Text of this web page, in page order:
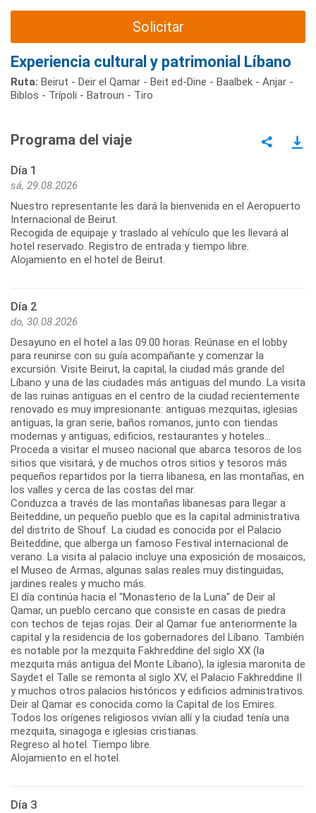
Solicitar
Experiencia cultural y patrimonial Líbano
Ruta: Beirut - Deir el Qamar - Beit ed-Dine - Baalbek - Anjar -
Biblos - Trípoli - Batroun - Tiro
Programa del viaje
Día 1
sá, 29.08.2026
Nuestro representante les dará la bienvenida en el Aeropuerto
Internacional de Beirut.
Recogida de equipaje y traslado al vehículo que les llevará al
hotel reservado. Registro de entrada y tiempo libre.
Alojamiento en el hotel de Beirut.
Día 2
do, 30.08.2026
Desayuno en el hotel a las 09.00 horas. Reúnase en el lobby
para reunirse con su guía acompañante y comenzar la
excursión. Visite Beirut, la capital, la ciudad más grande del
Líbano y una de las ciudades más antiguas del mundo. La visita
de las ruinas antiguas en el centro de la ciudad recientemente
renovado es muy impresionante: antiguas mezquitas, iglesias
antiguas, la gran serie, baños romanos, junto con tiendas
modernas y antiguas, edificios, restaurantes y hoteles...
Proceda a visitar el museo nacional que abarca tesoros de los
sitios que visitará, y de muchos otros sitios y tesoros más
pequeños repartidos por la tierra libanesa, en las montañas, en
los valles y cerca de las costas del mar.
Conduzca a través de las montañas libanesas para llegar a
Beiteddine, un pequeño pueblo que es la capital administrativa
del distrito de Shouf. La ciudad es conocida por el Palacio
Beiteddine, que alberga un famoso Festival internacional de
verano. La visita al palacio incluye una exposición de mosaicos,
el Museo de Armas, algunas salas reales muy distinguidas,
jardines reales y mucho más.
El día continúa hacia el "Monasterio de la Luna" de Deir al
Qamar, un pueblo cercano que consiste en casas de piedra
con techos de tejas rojas. Deir al Qamar fue anteriormente la
capital y la residencia de los gobernadores del Líbano. También
es notable por la mezquita Fakhreddine del siglo XX (la
mezquita más antigua del Monte Líbano), la iglesia maronita de
Saydet el Talle se remonta al siglo XV, el Palacio Fakhreddine II
y muchos otros palacios históricos y edificios administrativos.
Deir al Qamar es conocida como la Capital de los Emires.
Todos los orígenes religiosos vivían allí y la ciudad tenía una
mezquita, sinagoga e iglesias cristianas.
Regreso al hotel. Tiempo libre.
Alojamiento en el hotel.
Día 3